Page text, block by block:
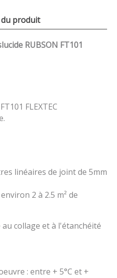
produit
RUBSON FT101
FLEXTEC
linéaires de joint de 5mm
2 à 2.5 m² de
collage et à l'étanchéité
: entre + 5°C et +